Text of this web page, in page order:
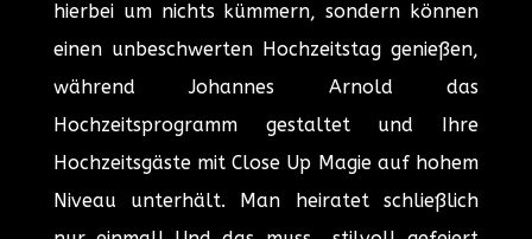
hierbei um nichts kümmern, sondern können
einen unbeschwerten Hochzeitstag genießen,
während Johannes Arnold das
Hochzeitsprogramm gestaltet und Ihre
Hochzeitsgäste mit Close Up Magie auf hohem
Niveau unterhält. Man heiratet schließlich